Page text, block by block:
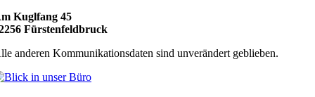
Kuglfang 45
Fürstenfeldbruck
anderen Kommunikationsdaten sind unverändert geblieben.